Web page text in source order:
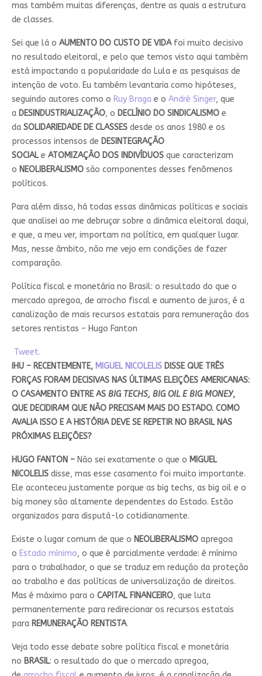
mas também muitas diferenças, dentre as quais a estrutura
de classes.
Sei que lá o AUMENTO DO CUSTO DE VIDAfoi muito decisivo
no resultado eleitoral, e pelo que temos visto aqui também
está impactando a popularidade do Lula e as pesquisas de
intenção de voto. Eu também levantaria como hipóteses,
seguindo autores como o Ruy Bragae o André Singer, que
a DESINDUSTRIALIZAÇÃO, o DECLÍNIO DO SINDICALISMOe
da SOLIDARIEDADE DE CLASSESdesde os anos 1980 e os
processos intensos de DESINTEGRAÇÃO
SOCIALe ATOMIZAÇÃO DOS INDIVÍDUOSque caracterizam
o NEOLIBERALISMOsão componentes desses fenômenos
políticos.
Para além disso, há todas essas dinâmicas políticas e sociais
que analisei ao me debruçar sobre a dinâmica eleitoral daqui,
e que, a meu ver, importam na política, em qualquer lugar.
Mas, nesse âmbito, não me vejo em condições de fazer
comparação.
Política fiscal e monetária no Brasil: o resultado do que o
mercado apregoa, de arrocho fiscal e aumento de juros, é a
canalização de mais recursos estatais para remuneração dos
setores rentistas – Hugo Fanton
Tweet.
IHU – RECENTEMENTE, MIGUEL NICOLELISDISSE QUE TRÊS
FORÇAS FORAM DECISIVAS NAS ÚLTIMAS ELEIÇÕES AMERICANAS:
O CASAMENTO ENTRE AS BIG TECHS, BIG OIL E BIG MONEY,
QUE DECIDIRAM QUE NÃO PRECISAM MAIS DO ESTADO. COMO
AVALIA ISSO E A HISTÓRIA DEVE SE REPETIR NO BRASIL NAS
PRÓXIMAS ELEIÇÕES?
HUGO FANTON – Não sei exatamente o que o MIGUEL
NICOLELISdisse, mas esse casamento foi muito importante.
Ele aconteceu justamente porque as big techs, as big oil e o
big money são altamente dependentes do Estado. Estão
organizados para disputá-lo cotidianamente.
Existe o lugar comum de que o NEOLIBERALISMOapregoa
o Estado mínimo, o que é parcialmente verdade: é mínimo
para o trabalhador, o que se traduz em redução da proteção
ao trabalho e das políticas de universalização de direitos.
Mas é máximo para o CAPITAL FINANCEIRO, que luta
permanentemente para redirecionar os recursos estatais
para REMUNERAÇÃO RENTISTA.
Veja todo esse debate sobre política fiscal e monetária
no BRASIL: o resultado do que o mercado apregoa,